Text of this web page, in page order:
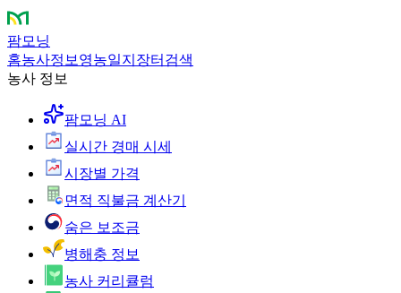
팜모닝
홈농사정보 영농일지 장터 검색
농사 정보
팜모닝 AI
실시간 경매 시세
시장별 가격
면적 직불금 계산기
숨은 보조금
병해충 정보
농사 커리큘럼